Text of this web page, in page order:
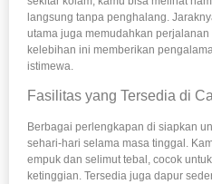
langsung tanpa penghalang.
utama juga memudahkan
kelebihan ini memberikan
istimewa.
Fasilitas yang Tersedia di
Berbagai perlengkapan di siapkan
sehari-hari selama masa tinggal.
empuk dan selimut tebal, cocok
ketinggian. Tersedia juga dapur